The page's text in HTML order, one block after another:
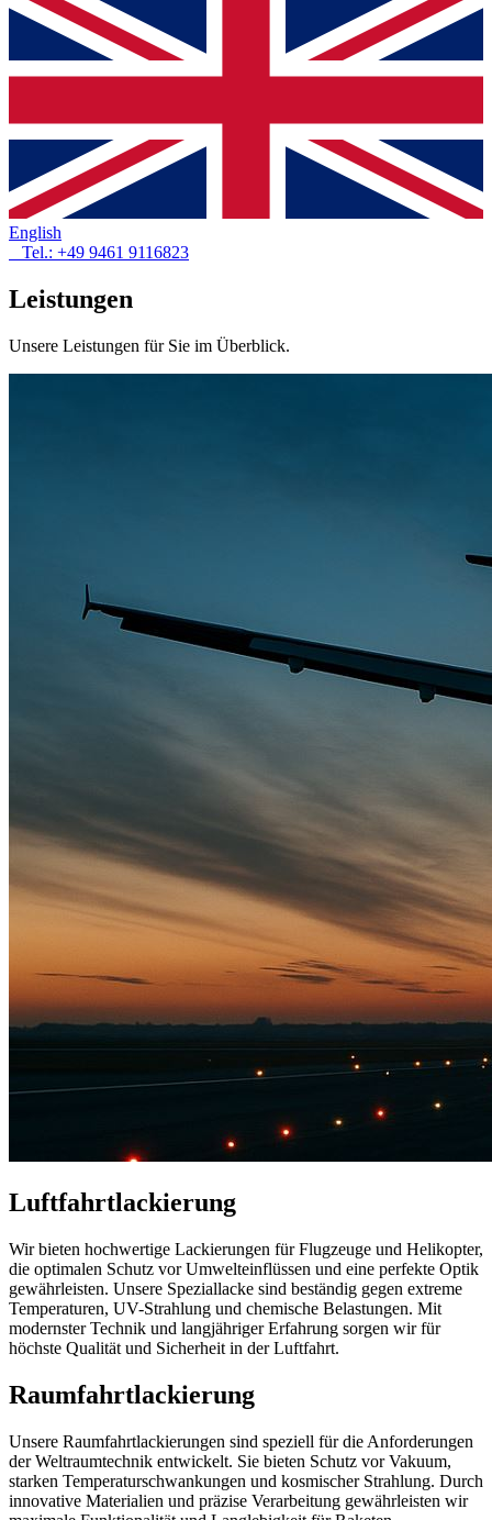
English
Tel.: +49 9461 9116823
Leistungen
Unsere Leistungen für Sie im Überblick.
Luftfahrtlackierung
Wir bieten hochwertige Lackierungen für Flugzeuge und Helikopter,
die optimalen Schutz vor Umwelteinflüssen und eine perfekte Optik
gewährleisten. Unsere Speziallacke sind beständig gegen extreme
Temperaturen, UV-Strahlung und chemische Belastungen. Mit
modernster Technik und langjähriger Erfahrung sorgen wir für
höchste Qualität und Sicherheit in der Luftfahrt.
Raumfahrtlackierung
Unsere Raumfahrtlackierungen sind speziell für die Anforderungen
der Weltraumtechnik entwickelt. Sie bieten Schutz vor Vakuum,
starken Temperaturschwankungen und kosmischer Strahlung. Durch
innovative Materialien und präzise Verarbeitung gewährleisten wir